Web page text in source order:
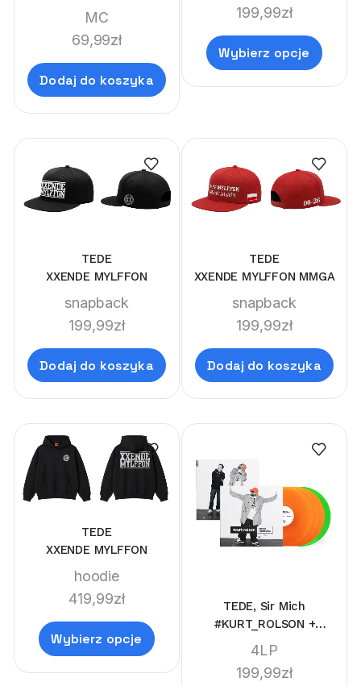
LIMITEDE MC
MC
69,99zł
Dodaj do koszyka
199,99zł
Wybierz opcje
TEDE
XXENDE MYLFFON
snapback
199,99zł
Dodaj do koszyka
TEDE
XXENDE MYLFFON MMGA
snapback
199,99zł
Dodaj do koszyka
TEDE
XXENDE MYLFFON
hoodie
419,99zł
Wybierz opcje
TEDE, Sir Mich
#KURT_ROLSON +
#KURORT_ROLSON
(LIMI'TEDE'DITION DELUXE
BOX)
4LP
199,99zł